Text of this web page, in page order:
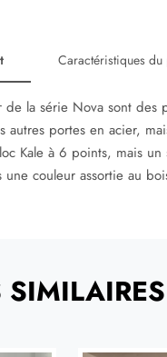
Caractéristiques
la série Nova sont des
autres portes en acier,
Kale à 6 points, mais
une couleur assortie au
SIMILAIRES